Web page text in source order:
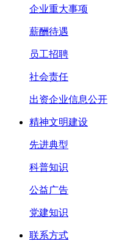
企业重大事项
薪酬待遇
员工招聘
社会责任
出资企业信息公开
精神文明建设
先进典型
科普知识
公益广告
党建知识
联系方式